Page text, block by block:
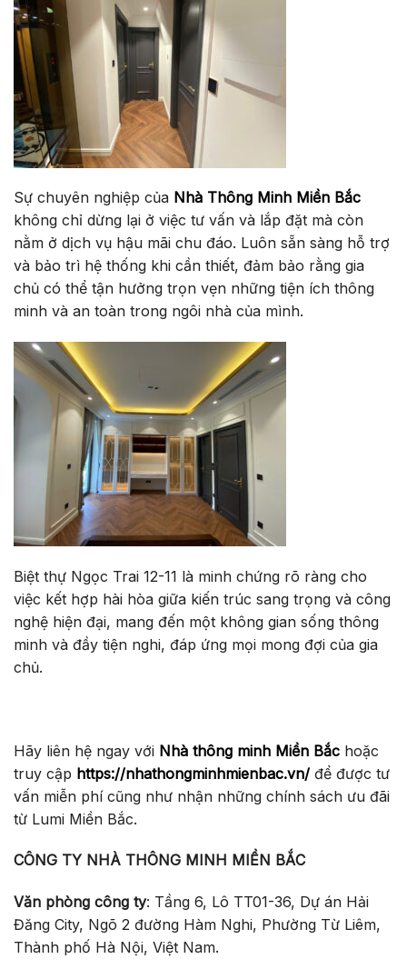
Sự chuyên nghiệp của Nhà Thông Minh Miền Bắc
không chỉ dừng lại ở việc tư vấn và lắp đặt mà còn
nằm ở dịch vụ hậu mãi chu đáo. Luôn sẵn sàng hỗ trợ
và bảo trì hệ thống khi cần thiết, đảm bảo rằng gia
chủ có thể tận hưởng trọn vẹn những tiện ích thông
minh và an toàn trong ngôi nhà của mình.
Biệt thự Ngọc Trai 12-11 là minh chứng rõ ràng cho
việc kết hợp hài hòa giữa kiến trúc sang trọng và công
nghệ hiện đại, mang đến một không gian sống thông
minh và đầy tiện nghi, đáp ứng mọi mong đợi của gia
chủ.
Hãy liên hệ ngay với Nhà thông minh Miền Bắc hoặc
truy cập https://nhathongminhmienbac.vn/ để được tư
vấn miễn phí cũng như nhận những chính sách ưu đãi
từ Lumi Miền Bắc.
CÔNG TY NHÀ THÔNG MINH MIỀN BẮC
Văn phòng công ty: Tầng 6, Lô TT01-36, Dự án Hải
Đăng City, Ngõ 2 đường Hàm Nghi, Phường Từ Liêm,
Thành phố Hà Nội, Việt Nam.